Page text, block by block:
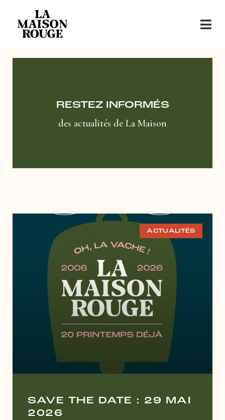
RESTEZ INFORMÉS
des actualités de La Maison
ACTUALITÉS
SAVE THE DATE : 29 MAI
2026